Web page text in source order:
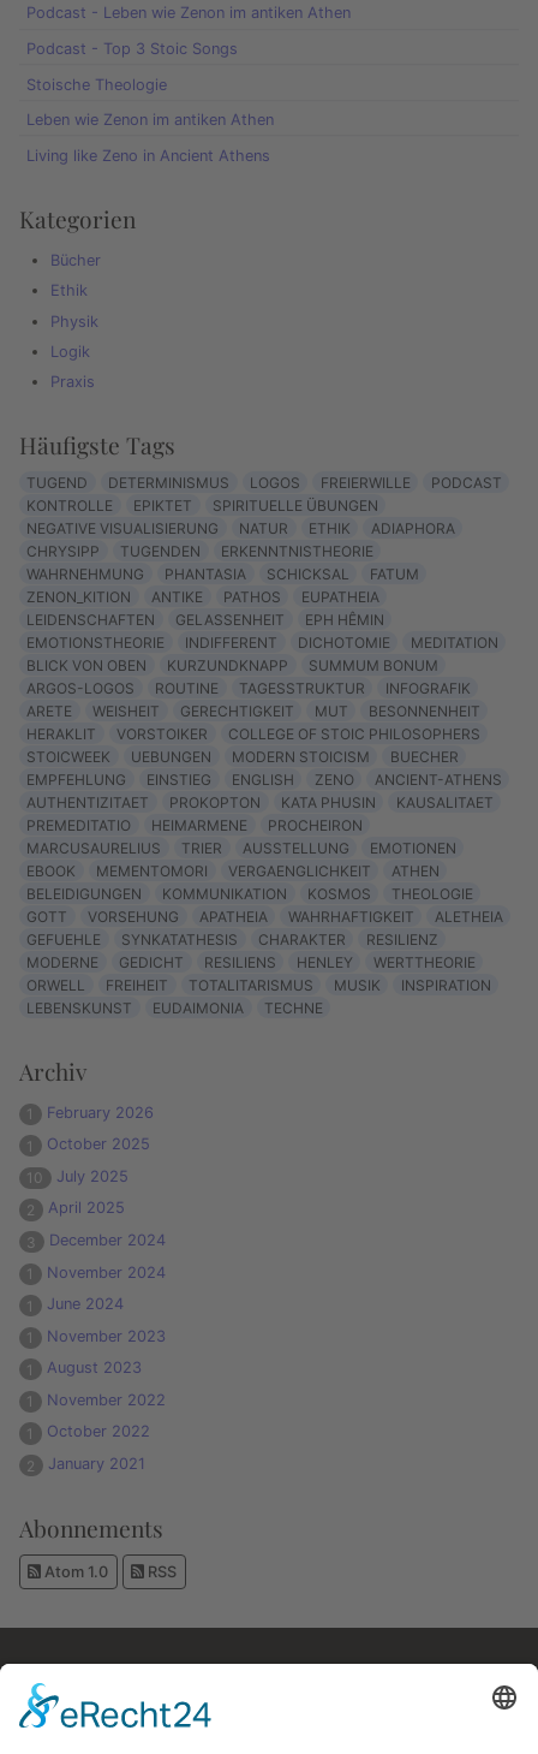
Podcast - Leben wie Zenon im antiken Athen
Podcast - Top 3 Stoic Songs
Stoische Theologie
Leben wie Zenon im antiken Athen
Living like Zeno in Ancient Athens
Kategorien
Bücher
Ethik
Physik
Logik
Praxis
Häufigste Tags
TUGEND DETERMINISMUS LOGOS FREIERWILLE
PODCAST
KONTROLLE
EPIKTET
SPIRITUELLE ÜBUNGEN
NEGATIVE VISUALISIERUNG
NATUR ETHIK
ADIAPHORA
CHRYSIPP
TUGENDEN
ERKENNTNISTHEORIE
WAHRNEHMUNG
PHANTASIA SCHICKSAL
FATUM
ZENON_KITION
ANTIKE PATHOS
EUPATHEIA
LEIDENSCHAFTEN
GELASSENHEIT
EPH HÊMIN
EMOTIONSTHEORIE
INDIFFERENT DICHOTOMIE
MEDITATION
BLICK VON OBEN
KURZUNDKNAPP
SUMMUM BONUM
ARGOS-LOGOS
ROUTINE TAGESSTRUKTUR
INFOGRAFIK
ARETE
WEISHEIT GERECHTIGKEIT MUT
BESONNENHEIT
HERAKLIT
VORSTOIKER
COLLEGE OF STOIC PHILOSOPHERS
STOICWEEK
UEBUNGEN MODERN STOICISM
BUECHER
EMPFEHLUNG
EINSTIEG ENGLISH ZENO
ANCIENT-ATHENS
AUTHENTIZITAET
PROKOPTON KATA PHUSIN
KAUSALITAET
PREMEDITATIO
HEIMARMENE
PROCHEIRON
MARCUSAURELIUS
TRIER AUSSTELLUNG
EMOTIONEN
EBOOK
MEMENTOMORI VERGAENGLICHKEIT
ATHEN
BELEIDIGUNGEN
KOMMUNIKATION KOSMOS
THEOLOGIE
GOTT
VORSEHUNG APATHEIA WAHRHAFTIGKEIT
ALETHEIA
GEFUEHLE
SYNKATATHESIS CHARAKTER
RESILIENZ
MODERNE
GEDICHT RESILIENS HENLEY
WERTTHEORIE
ORWELL
FREIHEIT TOTALITARISMUS MUSIK
INSPIRATION
LEBENSKUNST
EUDAIMONIA TECHNE
Archiv
1
February 2026
1
October 2025
10
July 2025
2
April 2025
3
December 2024
1
November 2024
1
June 2024
1
November 2023
1
August 2023
1
November 2022
1
October 2022
2
January 2021
Abonnements
Atom 1.0 RSS
Kostenloses E-Book
Memento Mori